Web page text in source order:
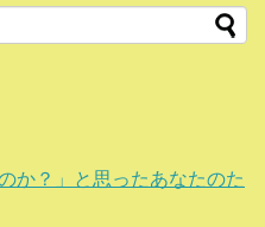
か？」と思ったあなたのた